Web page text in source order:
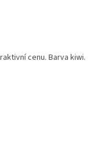
cenu. Barva kiwi.